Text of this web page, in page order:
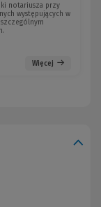
notariusza przy
występujących w
Więcej